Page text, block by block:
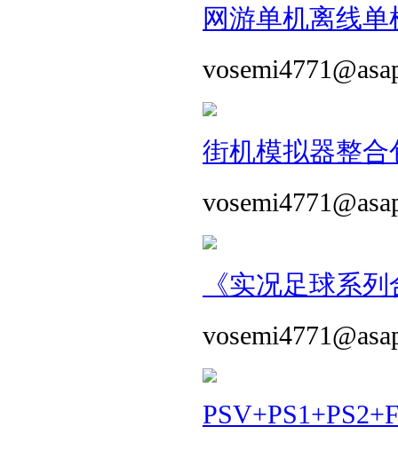
网游单机离线
街机模拟器整合
《实况足球系